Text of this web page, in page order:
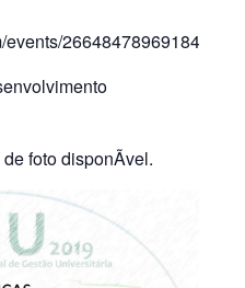
2664847896918478/